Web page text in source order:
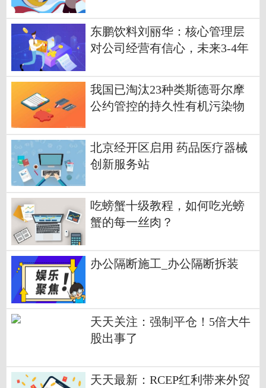
东鹏饮料刘丽华：核心管理层
对公司经营有信心，未来3-4年
我国已淘汰23种类斯德哥尔摩
公约管控的持久性有机污染物
北京经开区启用 药品医疗器械
创新服务站
吃螃蟹十级教程，如何吃光螃
蟹的每一丝肉？
办公隔断施工_办公隔断拆装
天天关注：强制平仓！5倍大牛
股出事了
天天最新：RCEP红利带来外贸